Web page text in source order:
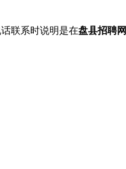
联系时说明是在盘县招聘网